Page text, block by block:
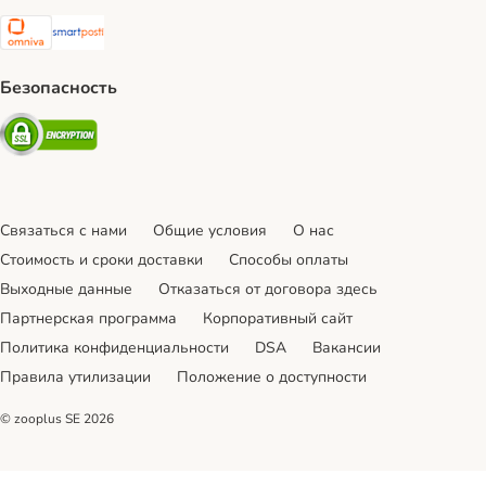
Omniva Shipping Method
SmartPosti Shipping Method
Безопасность
Security
Связаться с нами Общие условия
О нас
Стоимость и сроки доставки
Cпособы оплаты
Выходные данные
Отказаться от договора здесь
Партнерская программа
Корпоративный сайт
Политика конфиденциальности
DSA
Вакансии
Правила утилизации
Положение о доступности
© zooplus SE 2026